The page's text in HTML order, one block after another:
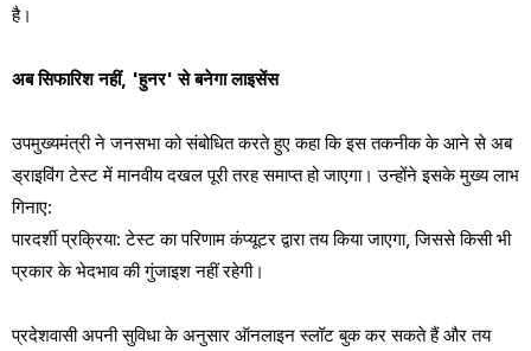
है।
​अब सिफारिश नहीं, 'हुनर' से बनेगा लाइसेंस
​उपमुख्यमंत्री ने जनसभा को संबोधित करते हुए कहा कि इस तकनीक के आने से अब
ड्राइविंग टेस्ट में मानवीय दखल पूरी तरह समाप्त हो जाएगा। उन्होंने इसके मुख्य लाभ
गिनाए:
​पारदर्शी प्रक्रिया: टेस्ट का परिणाम कंप्यूटर द्वारा तय किया जाएगा, जिससे किसी भी
प्रकार के भेदभाव की गुंजाइश नहीं रहेगी।
प्रदेशवासी अपनी सुविधा के अनुसार ऑनलाइन स्लॉट बुक कर सकते हैं और तय